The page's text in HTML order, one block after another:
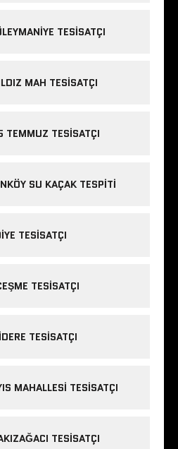
TESISATÇI
MAH TESISATÇI
TEMMUZ TESISATÇI
SU KAÇAK TESPITI
TESISATÇI
TESISATÇI
TESISATÇI
MAHALLESI TESISATÇI
TESISATÇI